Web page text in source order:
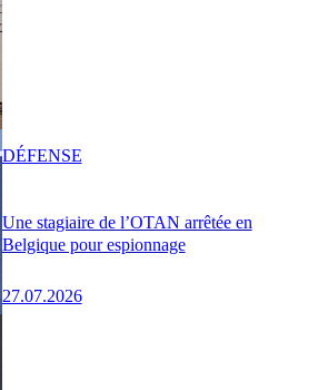
Une stagiaire de l’OTAN arrêtée en
Belgique pour espionnage
27.07.2026
DÉFENSE